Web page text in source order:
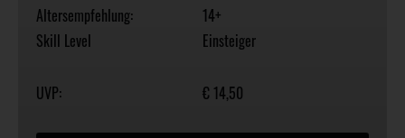
Altersempfehlung:
14+
Skill Level
Einsteiger
UVP: € 14,50